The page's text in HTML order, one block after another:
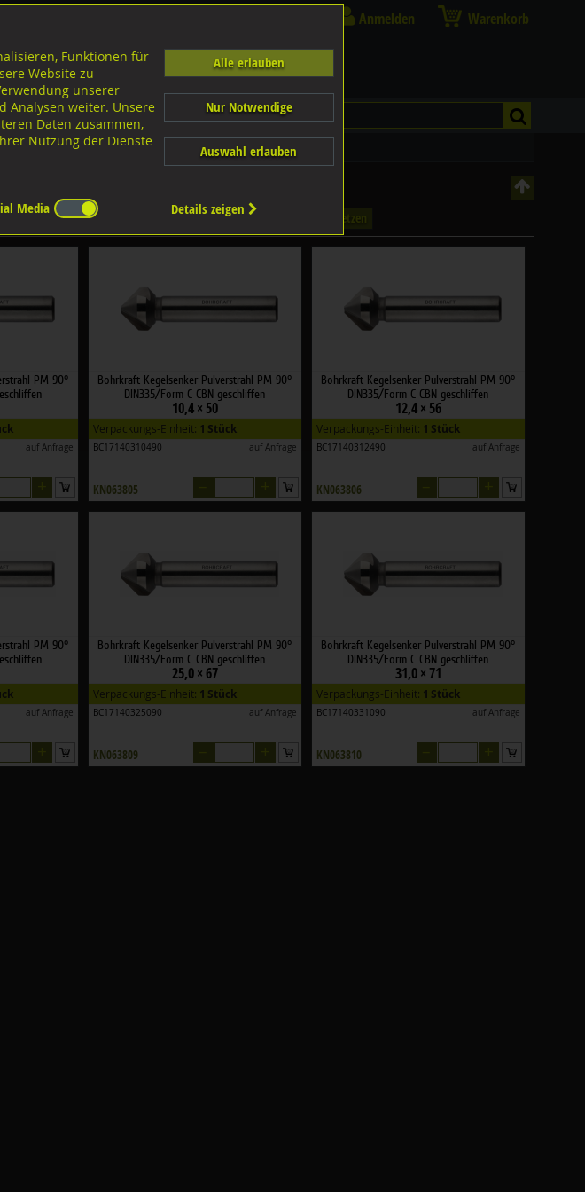
Anmelden Warenkorb
Filter zurücksetzen
PM 90°
auf Anfrage
Bohrkraft Kegelsenker Pulverstrahl PM 90°
DIN335/Form C CBN geschliffen
10,4 × 50
Verpackungs-Einheit: 1 Stück
BC17140310490 auf Anfrage
KN063805
Bohrkraft Kegelsenker Pulverstrahl PM 90°
DIN335/Form C CBN geschliffen
12,4 × 56
Verpackungs-Einheit: 1 Stück
BC17140312490 auf Anfrage
KN063806
PM 90°
auf Anfrage
Bohrkraft Kegelsenker Pulverstrahl PM 90°
DIN335/Form C CBN geschliffen
25,0 × 67
Verpackungs-Einheit: 1 Stück
BC17140325090 auf Anfrage
KN063809
Bohrkraft Kegelsenker Pulverstrahl PM 90°
DIN335/Form C CBN geschliffen
31,0 × 71
Verpackungs-Einheit: 1 Stück
BC17140331090 auf Anfrage
KN063810
Funktionen für
Website zu
unserer
Analysen weiter. Unsere
Daten zusammen,
Nutzung der Dienste
Alle erlauben
Nur Notwendige
Auswahl erlauben
Media Details zeigen